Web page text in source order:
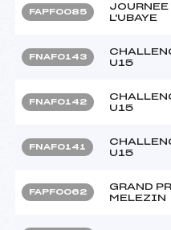
FAPF0085
L'UBAYE
FNAF0143
U15
FNAF0142
U15
FNAF0141
U15
FAPF0062
GRAND
MELEZIN